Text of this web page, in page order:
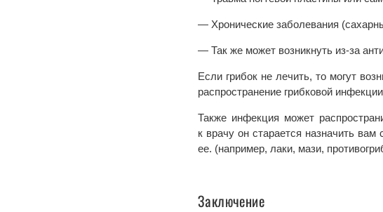
— Хронические заболевания
— Так же может возникнуть из-за
Если грибок не лечить, то могут
распространение грибковой
Также инфекция может
к врачу он старается назначить
ее. (например, лаки, мази,
Заключение